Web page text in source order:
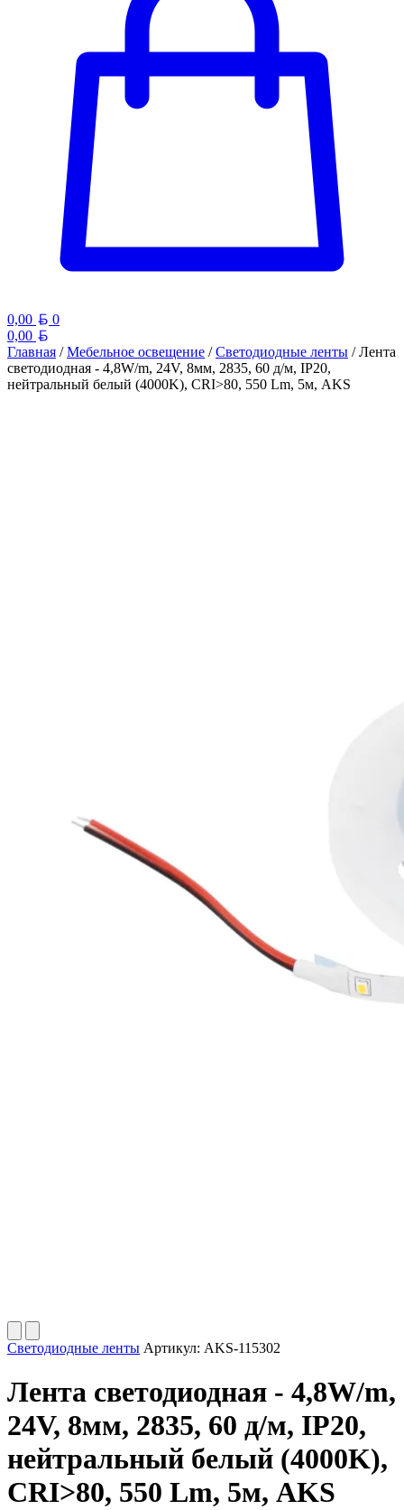
0,00 Белорусский рубль
0
0,00
Главная /Мебельное освещение /Светодиодные ленты / Лента
светодиодная - 4,8W/m, 24V, 8мм, 2835, 60 д/м, IP20,
нейтральный белый (4000K), CRI>80, 550 Lm, 5м, AKS
Светодиодные ленты Артикул: AKS-115302
Лента светодиодная - 4,8W/m,
24V, 8мм, 2835, 60 д/м, IP20,
нейтральный белый (4000K),
CRI>80, 550 Lm, 5м, AKS